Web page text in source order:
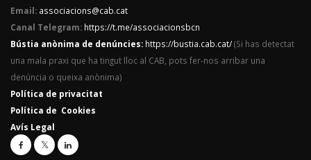
Email: associacions@cab.cat
Canal Telegram: https://t.me/associacionsbcn
Bústia anònima de denúncies: https://bustia.cab.cat/(Si has detectat
una mala praxi que ha tingut lloc al CAB, pots fer-nos arribar una
denúncia o queixa anònima)
Política de privacitat
Política de Cookies
Avís Legal